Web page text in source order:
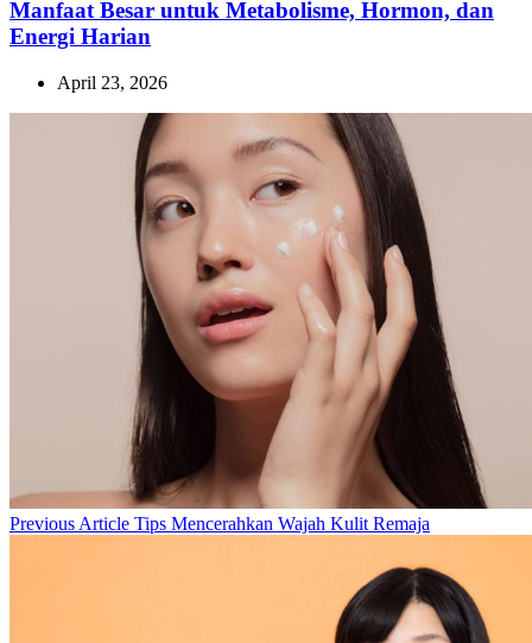
Manfaat Besar untuk Metabolisme, Hormon, dan
Energi Harian
April 23, 2026
Previous Article Previous
Tips Mencerahkan Wajah Kulit Remaja